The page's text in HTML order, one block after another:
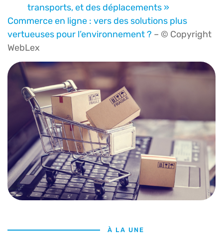
transports, et des déplacements »
Commerce en ligne : vers des solutions plus
vertueuses pour l’environnement ? – © Copyright
WebLex
À LA UNE